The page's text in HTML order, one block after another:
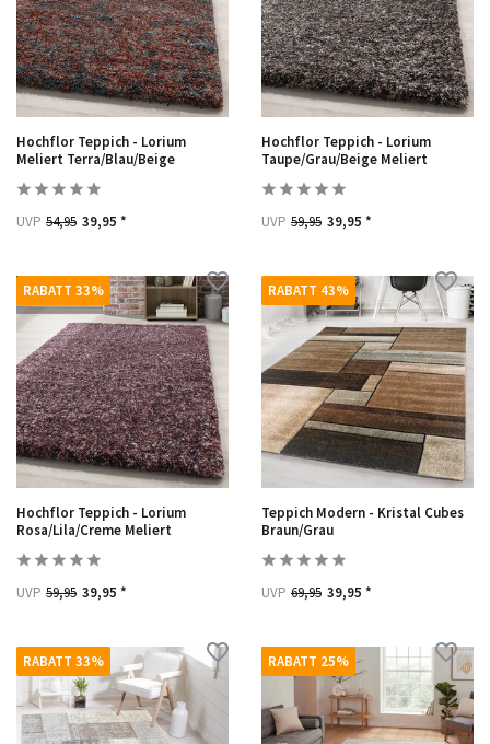
Hochflor Teppich - Lorium
Meliert Terra/Blau/Beige
UVP 54,95 39,95 *
Hochflor Teppich - Lorium
Taupe/Grau/Beige Meliert
UVP 59,95 39,95 *
RABATT 33%
Hochflor Teppich - Lorium
Rosa/Lila/Creme Meliert
UVP 59,95 39,95 *
RABATT 43%
Teppich Modern - Kristal Cubes
Braun/Grau
UVP 69,95 39,95 *
RABATT 33% RABATT 25%